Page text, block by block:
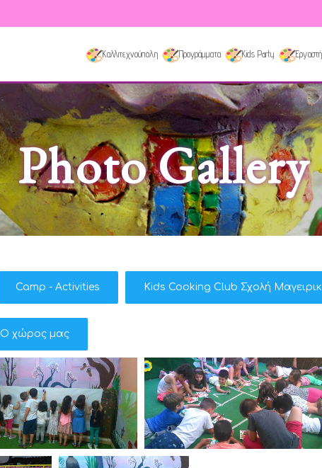
Καλλιτεχνούπολη Προγράμματα Kids Party
Photo Gallery
Camp - Activities Kids Cooking Club Σχολή
Ο χώρος μας